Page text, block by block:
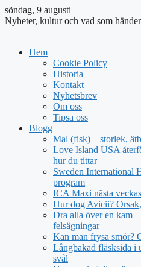
söndag, 9 augusti
Nyheter, kultur och vad som
Hem
Cookie Policy
Historia
Kontakt
Nyhetsbrev
Om oss
Tipsa oss
Blogg
Mal (fisk) – storlek,
Love Island USA
hur du tittar
Sweden International
program
ICA Maxi nästa
Hur dog Avicii?
Dra alla över en kam
felsägningar
Kan man frysa smör?
Långbakad fläsksida i
svål